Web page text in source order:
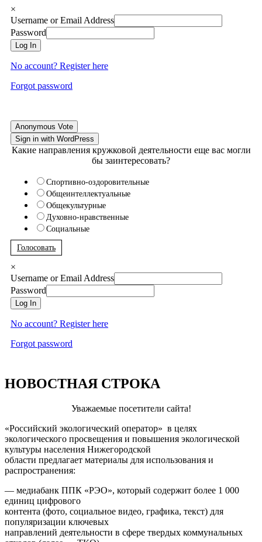
×
Username or Email Address
Password
Log In
No account? Register here
Forgot password
Anonymous Vote
Sign in with WordPress
Какие направления кружковой деятельности еще вас могли
бы заинтересовать?
Спортивно-оздоровительные
Общеинтеллектуальные
Общекультурные
Духовно-нравственные
Социальные
Голосовать
×
Username or Email Address
Password
Log In
No account? Register here
Forgot password
НОВОСТНАЯ СТРОКА
Уважаемые посетители сайта!
«Российский экологический оператор» в целях
экологического просвещения и повышения экологической
культуры населения Нижегородской
области предлагает материалы для использования и
распространения:
— медиабанк ППК «РЭО», который содержит более 1 000
единиц цифрового
контента (фото, социальное видео, графика, текст) для
популяризации ключевых
направлений деятельности в сфере твердых коммунальных